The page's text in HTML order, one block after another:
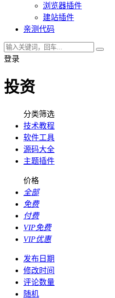
浏览器插件
建站插件
亲测代码
登录
投资
分类筛选
技术教程
软件工具
源码大全
主题插件
价格
全部
免费
付费
VIP免费
VIP优惠
发布日期
修改时间
评论数量
随机